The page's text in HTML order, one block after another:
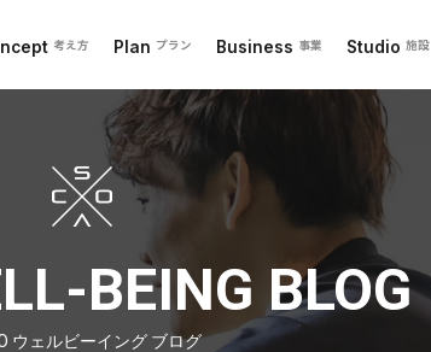
考え方 Plan プラン Business 事業 Studio 施設
BEING BLOG
ウェルビーイング ブログ